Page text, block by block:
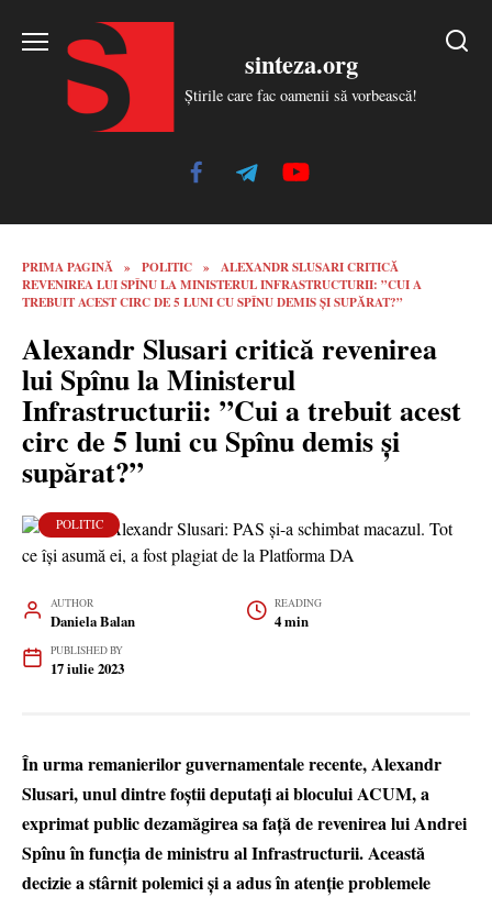
sinteza.org
Știrile care fac oamenii să vorbească!
PRIMA PAGINĂ » POLITIC »
ALEXANDR SLUSARI CRITICĂ
REVENIREA LUI SPÎNU LA MINISTERUL INFRASTRUCTURII: ”CUI A
TREBUIT ACEST CIRC DE 5 LUNI CU SPÎNU DEMIS ȘI SUPĂRAT?”
Alexandr Slusari critică revenirea
lui Spînu la Ministerul
Infrastructurii: ”Cui a trebuit acest
circ de 5 luni cu Spînu demis și
supărat?”
POLITIC
AUTHOR
Daniela Balan
READING
4 min
PUBLISHED BY
17 iulie 2023
În urma remanierilor guvernamentale recente, Alexandr
Slusari, unul dintre foștii deputați ai blocului ACUM, a
exprimat public dezamăgirea sa față de revenirea lui Andrei
Spînu în funcția de ministru al Infrastructurii. Această
decizie a stârnit polemici și a adus în atenție problemele